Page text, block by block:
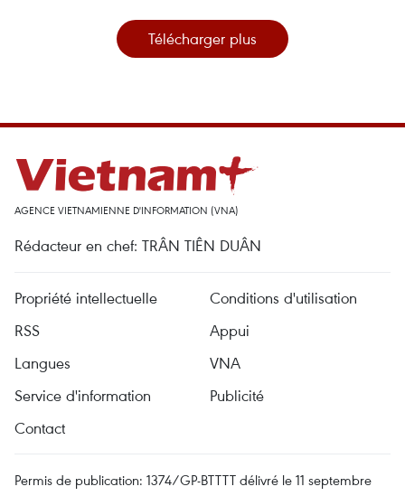
Télécharger plus
AGENCE VIETNAMIENNE D'INFORMATION (VNA)
Rédacteur en chef: TRÂN TIÊN DUÂN
Propriété intellectuelle
Conditions d'utilisation
RSS
Appui
Langues
VNA
Service d'information
Publicité
Contact
Permis de publication: 1374/GP-BTTTT délivré le 11 septembre